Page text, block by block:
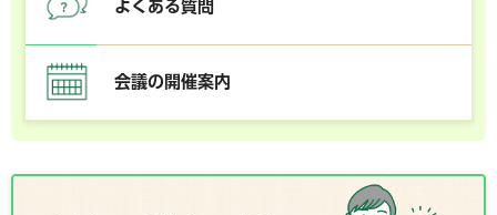
よくある質問
会議の開催案内